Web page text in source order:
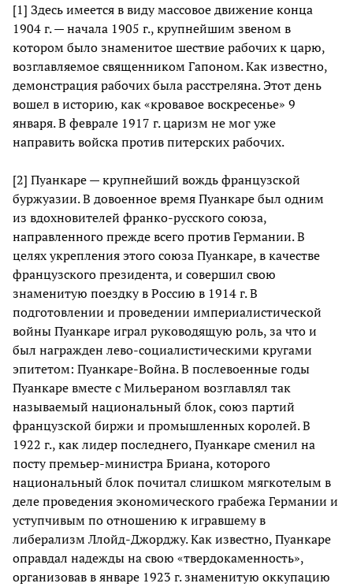
[1] Здесь имеется в виду массовое движение конца
1904 г. — начала 1905 г., крупнейшим звеном в
котором было знаменитое шествие рабочих к царю,
возглавляемое священником Гапоном. Как известно,
демонстрация рабочих была расстреляна. Этот день
вошел в историю, как «кровавое воскресенье» 9
января. В феврале 1917 г. царизм не мог уже
направить войска против питерских рабочих.
[2] Пуанкаре — крупнейший вождь французской
буржуазии. В довоенное время Пуанкаре был одним
из вдохновителей франко-русского союза,
направленного прежде всего против Германии. В
целях укрепления этого союза Пуанкаре, в качестве
французского президента, и совершил свою
знаменитую поездку в Россию в 1914 г. В
подготовлении и проведении империалистической
войны Пуанкаре играл руководящую роль, за что и
был награжден лево-социалистическими кругами
эпитетом: Пуанкаре-Война. В послевоенные годы
Пуанкаре вместе с Мильераном возглавлял так
называемый национальный блок, союз партий
французской биржи и промышленных королей. В
1922 г., как лидер последнего, Пуанкаре сменил на
посту премьер-министра Бриана, которого
национальный блок почитал слишком мягкотелым в
деле проведения экономического грабежа Германии и
уступчивым по отношению к игравшему в
либерализм Ллойд-Джорджу. Как известно, Пуанкаре
оправдал надежды на свою «твердокаменность»,
организовав в январе 1923 г. знаменитую оккупацию